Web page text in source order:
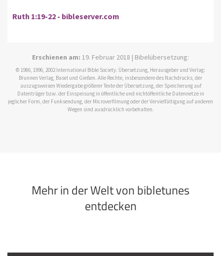
Ruth 1:19-22 - bibleserver.com
Erschienen am: 19. Februar 2018 | Bibelübersetzung:
© 1986, 1996, 2002 International Bible Society. Übersetzung, Herausgeber und Verlag:
Brunnen Verlag, Basel und Gießen. Alle Rechte, insbesondere des Nachdrucks, der
auszugsweisen Wiedergabe größerer Texte der Übersetzung, der Speicherung auf
Datenträger bzw. der Einspeisung in öffentliche und nichtöffentliche Datennetze in
jeglicher Form, der Funksendung, der Microverfilmung oder der Vervielfältigung auf anderen
Wegen sind ausdrücklich vorbehalten.
Mehr in der Welt von bibletunes
entdecken